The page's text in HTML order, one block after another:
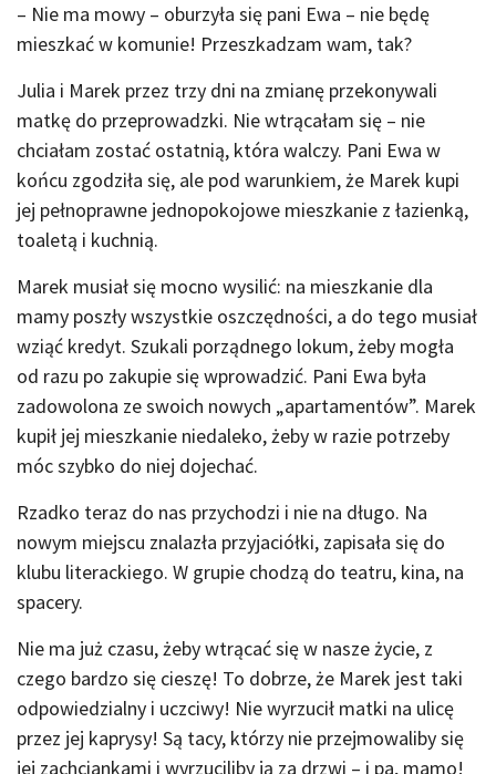
– Nie ma mowy – oburzyła się pani Ewa – nie będę
mieszkać w komunie! Przeszkadzam wam, tak?
Julia i Marek przez trzy dni na zmianę przekonywali
matkę do przeprowadzki. Nie wtrącałam się – nie
chciałam zostać ostatnią, która walczy. Pani Ewa w
końcu zgodziła się, ale pod warunkiem, że Marek kupi
jej pełnoprawne jednopokojowe mieszkanie z łazienką,
toaletą i kuchnią.
Marek musiał się mocno wysilić: na mieszkanie dla
mamy poszły wszystkie oszczędności, a do tego musiał
wziąć kredyt. Szukali porządnego lokum, żeby mogła
od razu po zakupie się wprowadzić. Pani Ewa była
zadowolona ze swoich nowych „apartamentów”. Marek
kupił jej mieszkanie niedaleko, żeby w razie potrzeby
móc szybko do niej dojechać.
Rzadko teraz do nas przychodzi i nie na długo. Na
nowym miejscu znalazła przyjaciółki, zapisała się do
klubu literackiego. W grupie chodzą do teatru, kina, na
spacery.
Nie ma już czasu, żeby wtrącać się w nasze życie, z
czego bardzo się cieszę! To dobrze, że Marek jest taki
odpowiedzialny i uczciwy! Nie wyrzucił matki na ulicę
przez jej kaprysy! Są tacy, którzy nie przejmowaliby się
jej zachciankami i wyrzuciliby ją za drzwi – i pa, mamo!